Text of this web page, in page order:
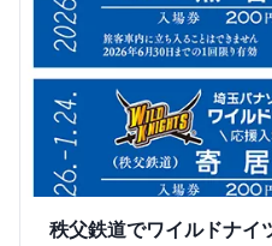
秩父鉄道でワイルドナイ